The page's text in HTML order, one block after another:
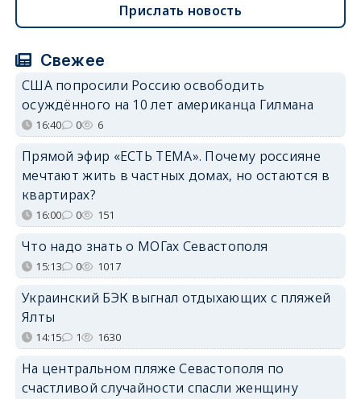
Прислать новость
Свежее
США попросили Россию освободить
осуждённого на 10 лет американца Гилмана
16:40 0 6
Прямой эфир «ЕСТЬ ТЕМА». Почему россияне
мечтают жить в частных домах, но остаются в
квартирах?
16:00 0 151
Что надо знать о МОГах Севастополя
15:13 0 1017
Украинский БЭК выгнал отдыхающих с пляжей
Ялты
14:15 1 1630
На центральном пляже Севастополя по
счастливой случайности спасли женщину